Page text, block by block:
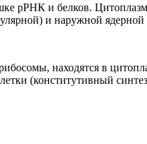
рРНК и белков.
и наружной
находятся в
(конститутивный